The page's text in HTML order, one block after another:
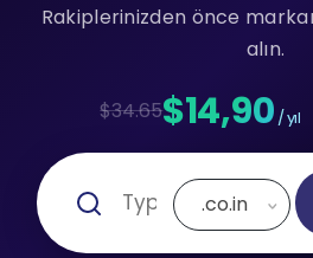
Rakiplerinizden önce
alın.
$34.65$14,90 / yıl
.co.in